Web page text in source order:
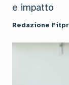
e impatto
Redazione